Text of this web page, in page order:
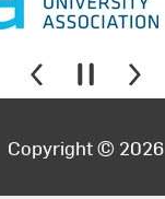
Copyright © 2026